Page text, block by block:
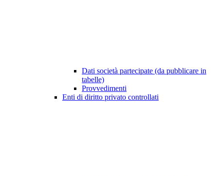
Dati società partecipate (da pubblicare in
tabelle)
Provvedimenti
Enti di diritto privato controllati